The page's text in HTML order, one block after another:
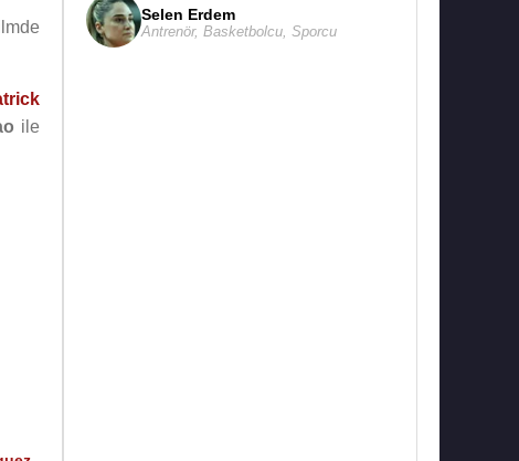
ile
Selen Erdem
Antrenör, Basketbolcu Sporcu